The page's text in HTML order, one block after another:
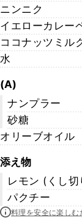
ニンニク
イエローカレー
ココナッツミル
水
(A)
ナンプラー
砂糖
オリーブオイル
添え物
レモン (くし切
パクチー
料理を安全に楽しむ